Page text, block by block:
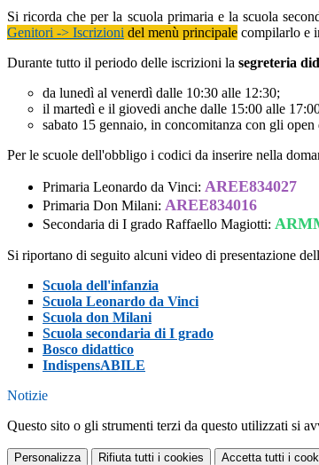
Si ricorda che per la scuola primaria e la scuola
Genitori -> Iscrizioni del menù principale compilarlo e
Durante tutto il periodo delle iscrizioni la segreteria
da lunedì al venerdì dalle 10:30 alle 12:30;
il martedì e il giovedi anche dalle 15:00 alle
sabato 15 gennaio, in concomitanza con gli
Per le scuole dell'obbligo i codici da inserire nella
Primaria Leonardo da Vinci: AREE834027
Primaria Don Milani: AREE834016
Secondaria di I grado Raffaello Magiotti:
Si riportano di seguito alcuni video di presentazione
Scuola dell'infanzia
Scuola Leonardo da Vinci
Scuola don Milani
Scuola secondaria di I grado
Bosco didattico
IndispensABILE
Notizie
Questo sito o gli strumenti terzi da questo utilizzati si
Personalizza Rifiuta tutti i cookies Accetta tutti i